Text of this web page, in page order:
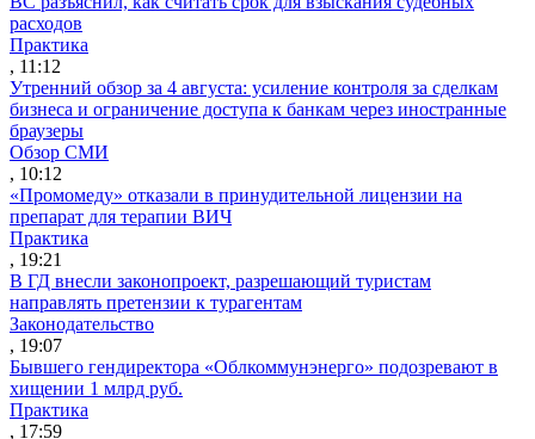
расходов
Практика
, 11:12
Утренний обзор за 4 августа: усиление контроля за сделкам
бизнеса и ограничение доступа к банкам через иностранные
браузеры
Обзор СМИ
, 10:12
«Промомеду» отказали в принудительной лицензии на
препарат для терапии ВИЧ
Практика
, 19:21
В ГД внесли законопроект, разрешающий туристам
направлять претензии к турагентам
Законодательство
, 19:07
Бывшего гендиректора «Облкоммунэнерго» подозревают в
хищении 1 млрд руб.
Практика
, 17:59